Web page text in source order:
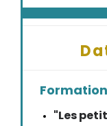
"Les